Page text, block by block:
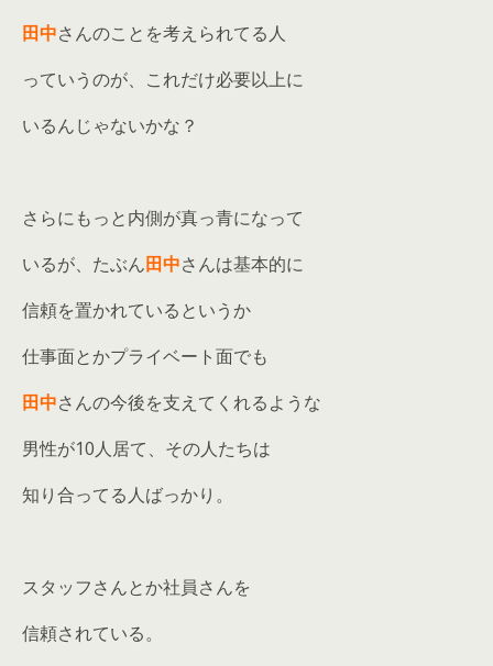
田中さんのことを考えられてる人
っていうのが、これだけ必要以上に
いるんじゃないかな？
さらにもっと内側が真っ青になって
いるが、たぶん田中さんは基本的に
信頼を置かれているというか
仕事面とかプライベート面でも
田中さんの今後を支えてくれるような
男性が10人居て、その人たちは
知り合ってる人ばっかり。
スタッフさんとか社員さんを
信頼されている。